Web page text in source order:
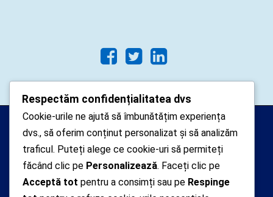
Arhipelago Interactive © 2010-
2024. Toate drepturile rezervate.
Datele cu caracter personal
colectate pe acest site sunt administrate de un
Respectăm confidențialitatea dvs
Cookie-urile ne ajută să îmbunătățim experiența
dvs., să oferim conținut personalizat și să analizăm
traficul. Puteți alege ce cookie-uri să permiteți
făcând clic pe Personalizează. Faceți clic pe
Acceptă tot pentru a consimți sau pe Respinge